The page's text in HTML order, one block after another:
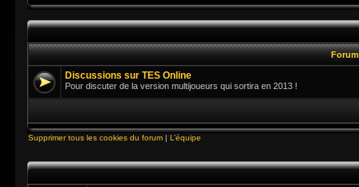
Discussions sur TES Online
Pour discuter de la version multijoueurs qui sortira en 2013 !
Supprimer tous les cookies du forum | L’équipe